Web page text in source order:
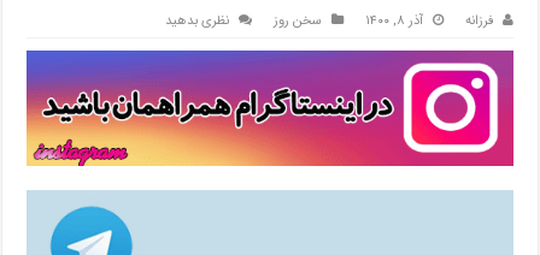
فرزانه آذر ۸, ۱۴۰۰ سخن روز نظری بدهید